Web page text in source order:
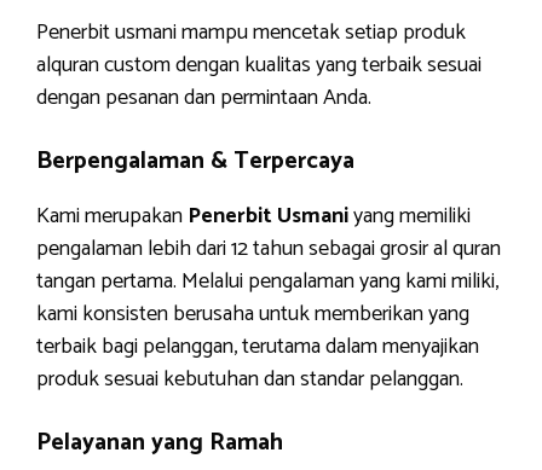
Penerbit usmani mampu mencetak setiap produk
alquran custom dengan kualitas yang terbaik sesuai
dengan pesanan dan permintaan Anda.
Berpengalaman & Terpercaya
Kami merupakan Penerbit Usmaniyang memiliki
pengalaman lebih dari 12 tahun sebagai grosir al quran
tangan pertama. Melalui pengalaman yang kami miliki,
kami konsisten berusaha untuk memberikan yang
terbaik bagi pelanggan, terutama dalam menyajikan
produk sesuai kebutuhan dan standar pelanggan.
Pelayanan yang Ramah